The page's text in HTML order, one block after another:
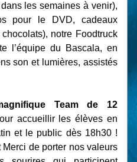
les semaines à venir),
pour le DVD, cadeaux
notre Foodtruck
l’équipe du Bascala, en
son et lumières, assistés
Team de 12
accueillir les élèves en
et le public dès 18h30 !
de porter nos valeurs